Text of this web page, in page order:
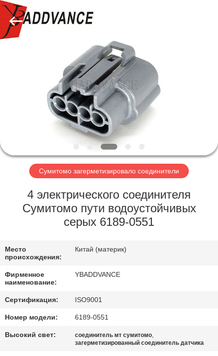
ПРОДУКТЫ
ПУТЕШЕСТВИЕ
ФАБРИКИ
ПРОВЕРКА
КАЧЕСТВА
СВЯЖИТЕСЬ
МЫ
СПРОСИТЕ
ЦИТАТУ
YingBao
Auto
Parts
Co.,Ltd.
Rights
Reserved.
Сумитомо загерметизировало соединители
4 электрического соединителя
Сумитомо пути водоустойчивых
серых 6189-0551
Место
происхождения:
Китай (материк)
Фирменное
наименование:
YBADDVANCE
Сертификация: ISO9001
Номер модели: 6189-0551
Высокий свет: соединитель мт сумитомо,
загерметизированный соединитель датчика